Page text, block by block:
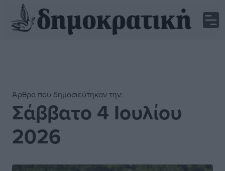
Άρθρα που δημοσιεύτηκαν την:
Σάββατο 4 Ιουλίου
2026